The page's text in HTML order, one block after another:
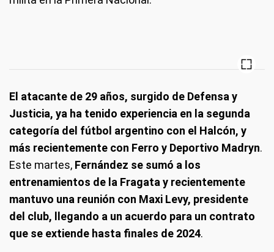
El atacante de 29 años, surgido de Defensa y
Justicia, ya ha tenido experiencia en la segunda
categoría del fútbol argentino con el Halcón, y
más recientemente con Ferro y Deportivo Madryn.
Este martes, Fernández se sumó a los
entrenamientos de la Fragata y recientemente
mantuvo una reunión con Maxi Levy, presidente
del club, llegando a un acuerdo para un contrato
que se extiende hasta finales de 2024.